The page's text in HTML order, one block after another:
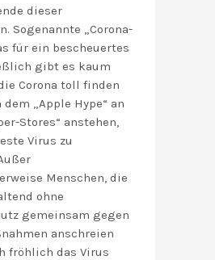
dieser
Sogenannte „Corona-
für ein bescheuertes
gibt es kaum
Corona toll finden
„Apple Hype“ an
Stores“ anstehen,
Virus zu
Menschen, die
ohne
gemeinsam gegen
anschreien
fröhlich das Virus